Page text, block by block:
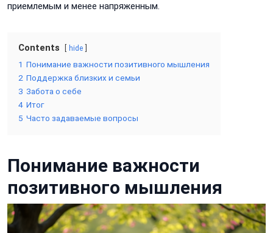
приемлемым и менее напряженным.
Contents hide
1 Понимание важности позитивного мышления
2 Поддержка близких и семьи
3 Забота о себе
4 Итог
5 Часто задаваемые вопросы
Понимание важности
позитивного мышления